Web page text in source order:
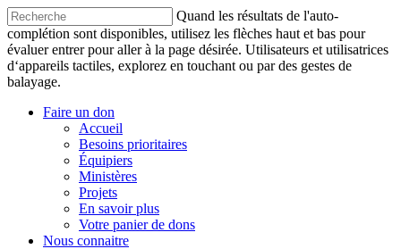
Quand les résultats de l'auto-
complétion sont disponibles, utilisez les flèches haut et bas pour
évaluer entrer pour aller à la page désirée. Utilisateurs et utilisatrices
d‘appareils tactiles, explorez en touchant ou par des gestes de
balayage.
Faire un don
Accueil
Besoins prioritaires
Équipiers
Ministères
Projets
En savoir plus
Votre panier de dons
Nous connaitre